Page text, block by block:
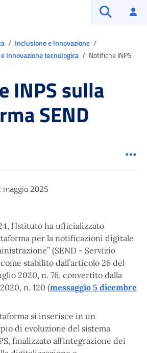
Inclusione e Innovazione
Innovazione tecnologica
Notifiche INPS
INPS sulla
SEND
maggio 2025
l’Istituto ha ufficializzato
per la notificazioni digitale
(SEND - Servizio
stabilito dall’articolo 26 del
2020, n. 76, convertito dalla
n. 120 (messaggio 5 dicembre
si inserisce in un
di evoluzione del sistema
finalizzato all’integrazione dei